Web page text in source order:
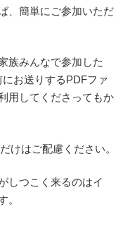
、簡単にご参加いただ
族みんなで参加した
お送りするPDFファ
用してくださってもか
けはご配慮ください。
しつこく来るのはイ
。